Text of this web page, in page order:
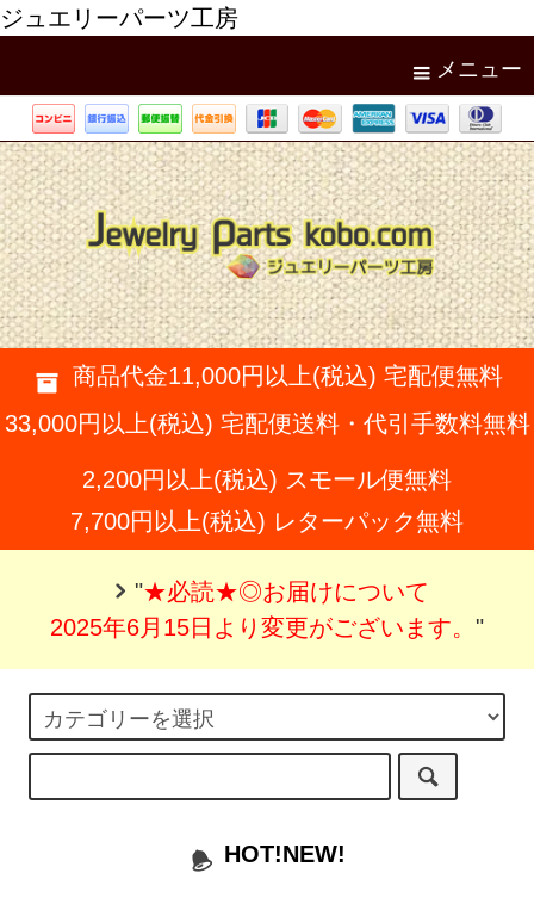
ジュエリーパーツ工房
メニュー
商品代金11,000円以上(税込) 宅配便無料
33,000円以上(税込) 宅配便送料・代引手数料無料
2,200円以上(税込) スモール便無料
7,700円以上(税込) レターパック無料
"★必読★◎お届けについて
2025年6月15日より変更がございます。 "
HOT!NEW!